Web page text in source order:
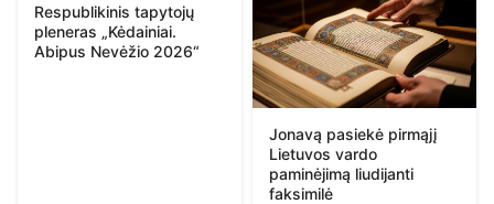
Respublikinis tapytojų
pleneras „Kėdainiai.
Abipus Nevėžio 2026“
Jonavą pasiekė pirmąjį
Lietuvos vardo
paminėjimą liudijanti
faksimilė